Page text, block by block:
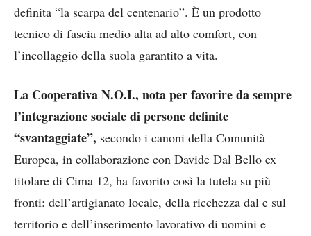
definita “la scarpa del centenario”. È un prodotto
tecnico di fascia medio alta ad alto comfort, con
l’incollaggio della suola garantito a vita.
La Cooperativa N.O.I., nota per favorire da sempre
l’integrazione sociale di persone definite
“svantaggiate”, secondo i canoni della Comunità
Europea, in collaborazione con Davide Dal Bello ex
titolare di Cima 12, ha favorito così la tutela su più
fronti: dell’artigianato locale, della ricchezza dal e sul
territorio e dell’inserimento lavorativo di uomini e